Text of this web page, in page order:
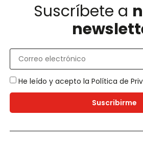
Suscríbete a
He leído y acepto la Política de
Suscribirme